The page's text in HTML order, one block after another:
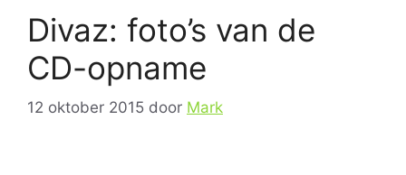
Divaz: foto’s van de
CD-opname
12 oktober 2015 door Mark